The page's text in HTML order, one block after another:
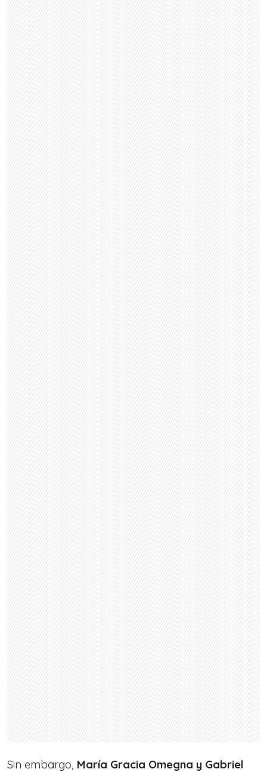
Sin embargo, María Gracia Omegna y Gabriel